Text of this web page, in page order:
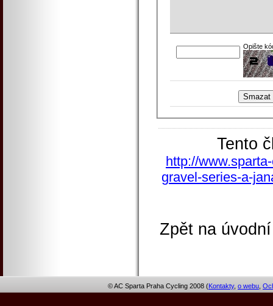
Opište
Tento
http://
gravel-series-a-
Zpět na
© AC Sparta Praha Cycling 2008 (Kontakty, o webu